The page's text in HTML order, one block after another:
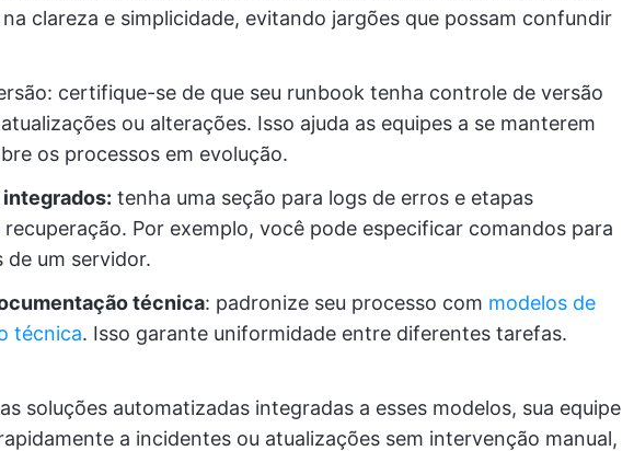
clareza e simplicidade, evitando jargões que possam confundir
certifique-se de que seu runbook tenha controle de versão
ou alterações. Isso ajuda as equipes a se manterem
os processos em evolução.
tenha uma seção para logs de erros e etapas
recuperação. Por exemplo, você pode especificar comandos para
de um servidor.
técnica: padronize seu processo com modelos de
técnica. Isso garante uniformidade entre diferentes tarefas.
soluções automatizadas integradas a esses modelos, sua equipe
a incidentes ou atualizações sem intervenção manual,